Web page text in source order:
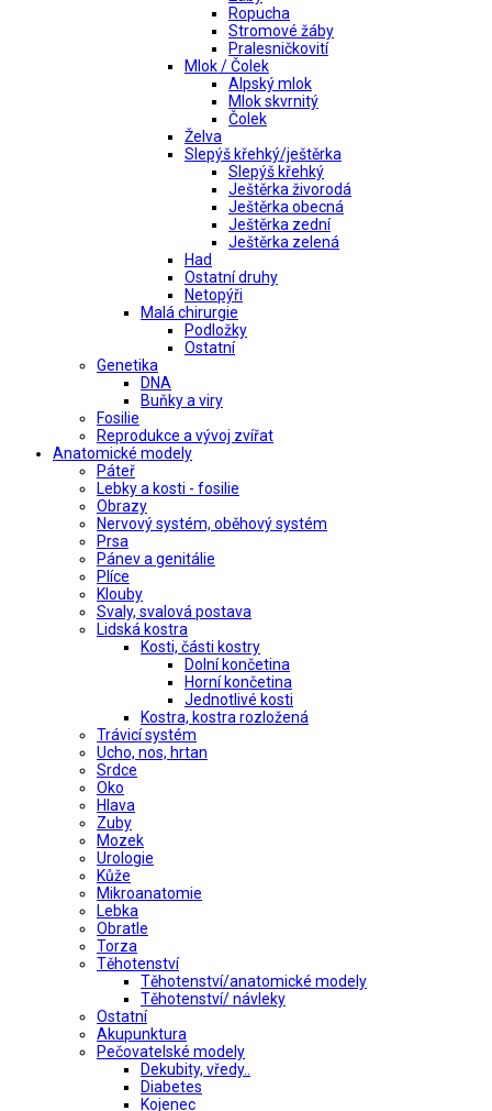
Ropucha
Stromové žáby
Pralesničkovití
Mlok / Čolek
Alpský mlok
Mlok skvrnitý
Čolek
Želva
Slepýš křehký/ještěrka
Slepýš křehký
Ještěrka živorodá
Ještěrka obecná
Ještěrka zední
Ještěrka zelená
Had
Ostatní druhy
Netopýři
Malá chirurgie
Podložky
Ostatní
Genetika
DNA
Buňky a viry
Fosilie
Reprodukce a vývoj zvířat
Anatomické modely
Páteř
Lebky a kosti - fosilie
Obrazy
Nervový systém, oběhový systém
Prsa
Pánev a genitálie
Plíce
Klouby
Svaly, svalová postava
Lidská kostra
Kosti, části kostry
Dolní končetina
Horní končetina
Jednotlivé kosti
Kostra, kostra rozložená
Trávicí systém
Ucho, nos, hrtan
Srdce
Oko
Hlava
Zuby
Mozek
Urologie
Kůže
Mikroanatomie
Lebka
Obratle
Torza
Těhotenství
Těhotenství/anatomické modely
Těhotenství/ návleky
Ostatní
Akupunktura
Pečovatelské modely
Dekubity, vředy..
Diabetes
Kojenec